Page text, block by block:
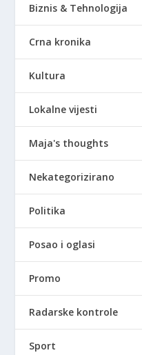
Biznis & Tehnologija
Crna kronika
Kultura
Lokalne vijesti
Maja's thoughts
Nekategorizirano
Politika
Posao i oglasi
Promo
Radarske kontrole
Sport